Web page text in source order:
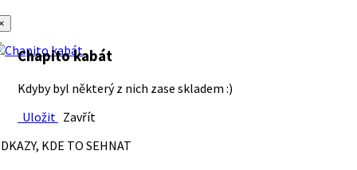
Chapito kabát
Kdyby byl některý z nich zase skladem :)
Uložit Zavřít
KDE TO SEHNAT